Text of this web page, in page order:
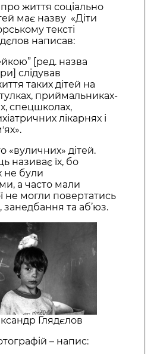
життя соціально
має назву «Діти
тексті
написав:
[ред. назва
слідував
таких дітей на
приймальниках-
спецшколах,
лікарнях і
«вуличних» дітей.
називає їх, бо
не були
а часто мали
не могли повертатись
та аб’юз.
Глядєлов
– напис: